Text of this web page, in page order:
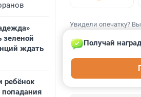
зеленой
ждать
ребёнок
попадания
Увидели опечатку?
Получай